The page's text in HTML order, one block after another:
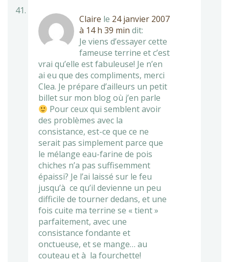
Claire le 24 janvier 2007
à 14 h 39 min dit:
Je viens d’essayer cette
fameuse terrine et c’est
vrai qu’elle est fabuleuse! Je n’en
ai eu que des compliments, merci
Clea. Je prépare d’ailleurs un petit
billet sur mon blog où j’en parle
Pour ceux qui semblent avoir
des problèmes avec la
consistance, est-ce que ce ne
serait pas simplement parce que
le mélange eau-farine de pois
chiches n’a pas suffisemment
épaissi? Je l’ai laissé sur le feu
jusqu’à ce qu’il devienne un peu
difficile de tourner dedans, et une
fois cuite ma terrine se « tient »
parfaitement, avec une
consistance fondante et
onctueuse, et se mange… au
couteau et à la fourchette!